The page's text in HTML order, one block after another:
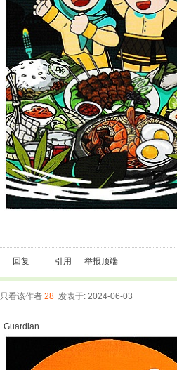
回复 引用 举报顶端
只看该作者 28 发表于: 2024-06-03
Guardian